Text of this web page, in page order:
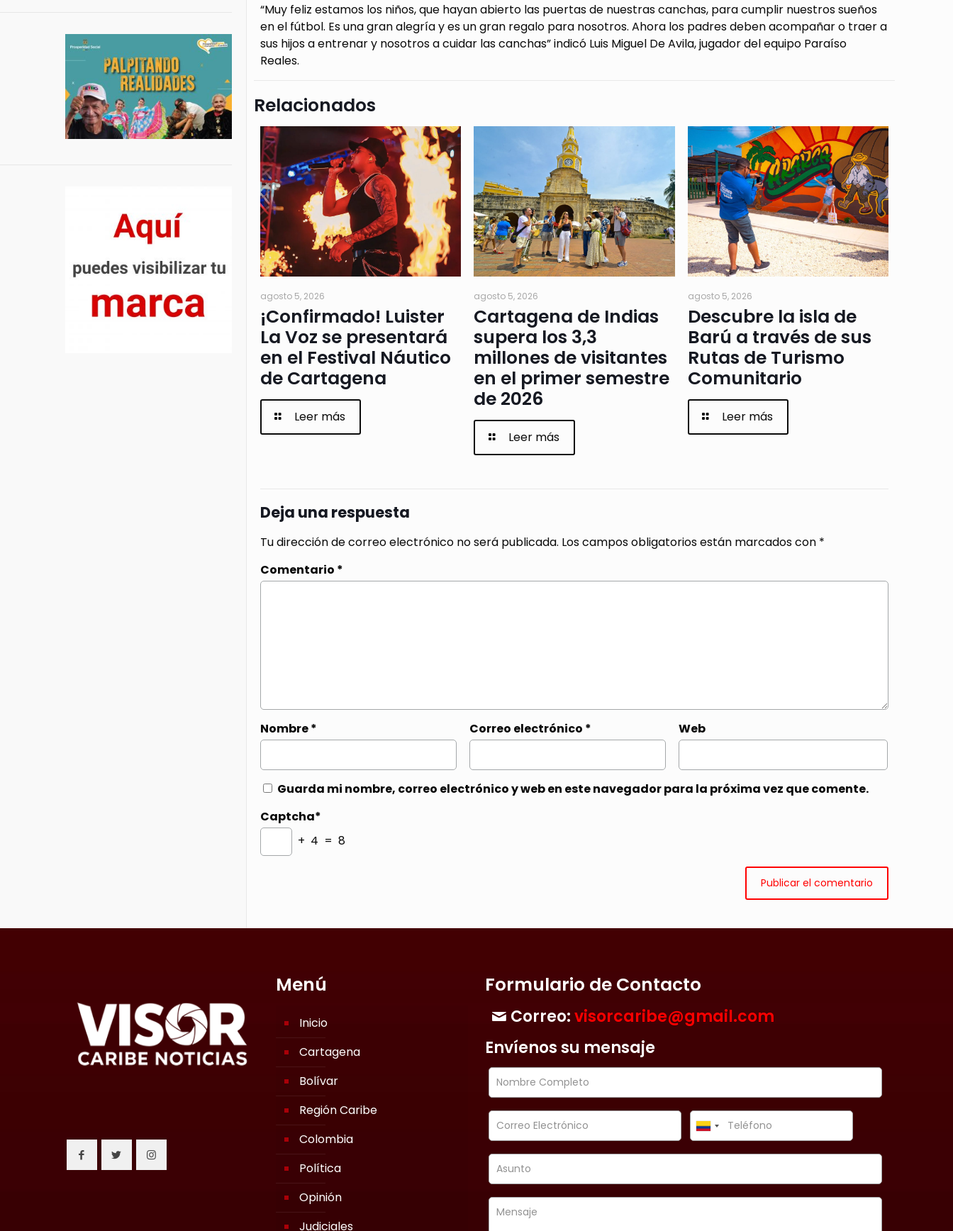
“Muy feliz estamos los niños, que hayan abierto las puertas de nuestras canchas, para cumplir nuestros sueños
en el fútbol. Es una gran alegría y es un gran regalo para nosotros. Ahora los padres deben acompañar o traer a
sus hijos a entrenar y nosotros a cuidar las canchas” indicó Luis Miguel De Avila, jugador del equipo Paraíso
Reales.
Relacionados
agosto 5, 2026
¡Confirmado! Luister
La Voz se presentará
en el Festival Náutico
de Cartagena
Leer más
agosto 5, 2026
Cartagena de Indias
supera los 3,3
millones de visitantes
en el primer semestre
de 2026
Leer más
agosto 5, 2026
Descubre la isla de
Barú a través de sus
Rutas de Turismo
Comunitario
Leer más
Deja una respuesta
Tu dirección de correo electrónico no será publicada. Los campos obligatorios están marcados con *
Comentario *
Nombre* Correo electrónico * Web
Guarda mi nombre, correo electrónico y web en este navegador para la próxima vez que comente.
Captcha*
+ 4 = 8
Menú
Inicio
Cartagena
Bolívar
Región Caribe
Colombia
Política
Opinión
Judiciales
Formulario de Contacto
Correo:visorcaribe@gmail.com
Envíenos su mensaje